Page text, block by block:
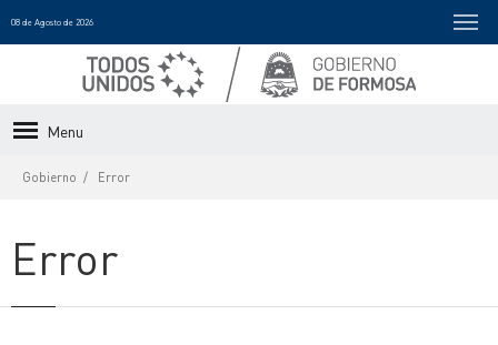
08 de Agosto de 2026
Menu
Gobierno Error
Error